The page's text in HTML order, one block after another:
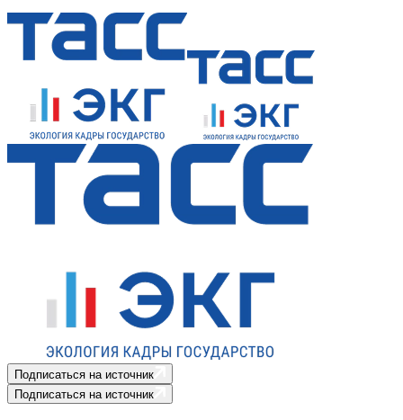
Подписаться на источник
Подписаться на источник